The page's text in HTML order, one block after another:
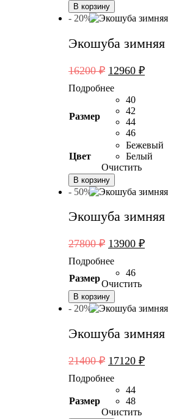
В корзину
- 20%
Экошуба зимняя
16200₽ Первоначальная
составляла
16200 ₽.
12960 ₽Текущая
Подробнее
Размер
40
42
44
46
Цвет
Бежевый
Белый
Очистить
В корзину
- 50%
Экошуба зимняя
27800₽ Первоначальная
составляла
27800 ₽.
13900 ₽Текущая
Подробнее
Размер
46
Очистить
В корзину
- 20%
Экошуба зимняя
21400₽ Первоначальная
составляла
21400 ₽.
17120 ₽Текущая
Подробнее
Размер
44
48
Очистить